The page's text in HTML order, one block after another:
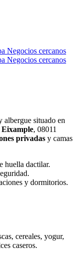
Negocios cercanos
Negocios cercanos
albergue situado en
Eixample, 08011
privadas y camas
huella dactilar.
y dormitorios.
cereales, yogur,
caseros.